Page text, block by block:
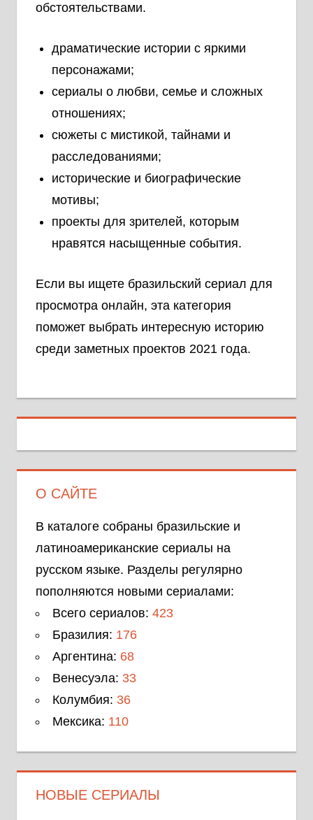
обстоятельствами.
драматические истории с яркими
персонажами;
сериалы о любви, семье и сложных
отношениях;
сюжеты с мистикой, тайнами и
расследованиями;
исторические и биографические
мотивы;
проекты для зрителей, которым
нравятся насыщенные события.
Если вы ищете бразильский сериал для
просмотра онлайн, эта категория
поможет выбрать интересную историю
среди заметных проектов 2021 года.
О САЙТЕ
В каталоге собраны бразильские и
латиноамериканские сериалы на
русском языке. Разделы регулярно
пополняются новыми сериалами:
Всего сериалов: 423
Бразилия: 176
Аргентина: 68
Венесуэла: 33
Колумбия: 36
Мексика: 110
НОВЫЕ СЕРИАЛЫ